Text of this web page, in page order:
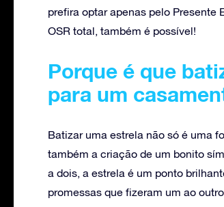
prefira optar apenas pelo
OSR total, também é possível!
Porque é que
para um
Batizar uma estrela não só é uma
também a criação de um bonito
a dois, a estrela é um ponto
promessas que fizeram um ao